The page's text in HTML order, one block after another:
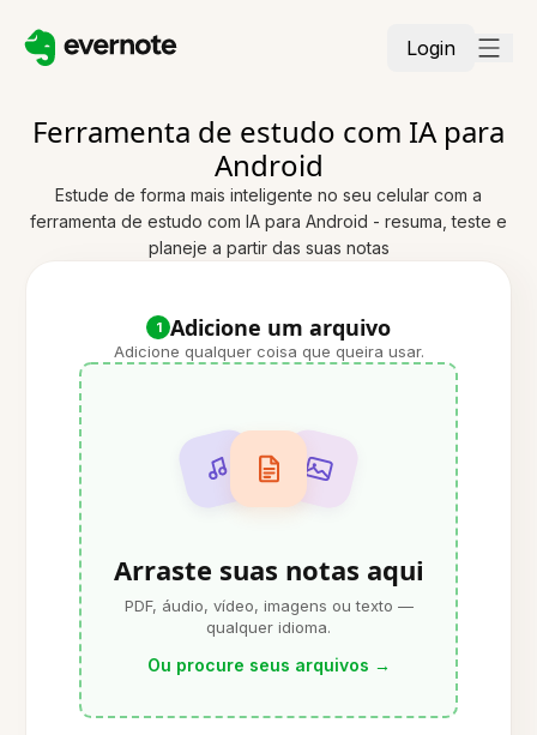
Login
Ferramenta de estudo com IA para
Android
Estude de forma mais inteligente no seu celular com a
ferramenta de estudo com IA para Android - resuma, teste e
planeje a partir das suas notas
1 Adicione um arquivo
Adicione qualquer coisa que queira usar.
Arraste suas notas aqui
PDF, áudio, vídeo, imagens ou texto —
qualquer idioma.
Ou procure seus arquivos →